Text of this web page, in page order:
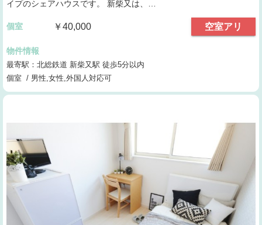
イプのシェアハウスです。 新柴又は、…
個室 ￥40,000 空室アリ
物件情報
最寄駅：北総鉄道 新柴又駅 徒歩5分以内
個室 / 男性,女性,外国人対応可